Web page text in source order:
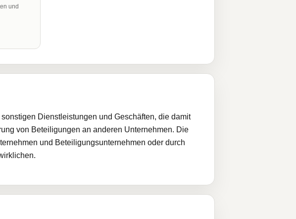
und
Dienstleistungen und Geschäften, die damit
von Beteiligungen an anderen Unternehmen. Die
und Beteiligungsunternehmen oder durch